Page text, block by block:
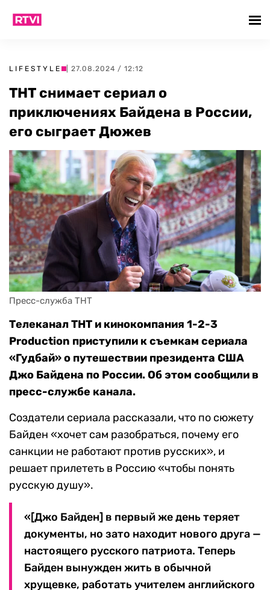
LIFESTYLE | 27.08.2024 / 12:12
ТНТ снимает сериал о
приключениях Байдена в России,
его сыграет Дюжев
Пресс-служба ТНТ
Телеканал ТНТ и кинокомпания 1-2-3
Production приступили к съемкам сериала
«Гудбай» о путешествии президента США
Джо Байдена по России. Об этом сообщили в
пресс-службе канала.
Создатели сериала рассказали, что по сюжету
Байден «хочет сам разобраться, почему его
санкции не работают против русских», и
решает прилететь в Россию «чтобы понять
русскую душу».
«[Джо Байден] в первый же день теряет
документы, но зато находит нового друга —
настоящего русского патриота. Теперь
Байден вынужден жить в обычной
хрущевке, работать учителем английского